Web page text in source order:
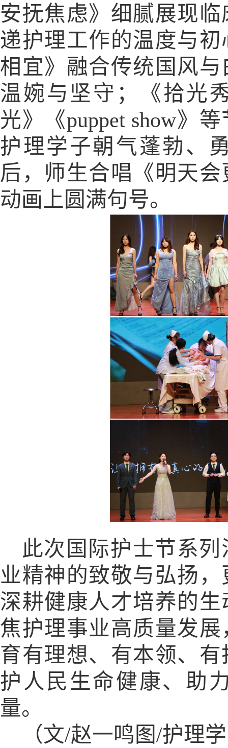
安抚焦虑》细腻展现
递护理工作的温度与
相宜》融合传统国风
温婉与坚守；《拾光
光》《puppet show》等
护理学子朝气蓬勃、
后，师生合唱《明天
动画上圆满句号。
此次国际护士节系
业精神的致敬与弘扬
深耕健康人才培养的
焦护理事业高质量发
育有理想、有本领、
护人民生命健康、助
量。
（文/赵一鸣图/护理